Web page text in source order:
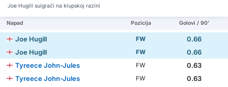
Joe Hugill suigrači na klupskoj razini
Napad Pozicija Golovi / 90'
Joe Hugill FW
0.66
Joe Hugill
FW
0.66
Tyreece John-Jules
FW
0.63
Tyreece John-Jules
FW
0.63